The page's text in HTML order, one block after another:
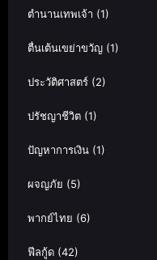
ตำนานเทพเจ้า (1)
ตื่นเต้นเขย่าขวัญ (1)
ประวัติศาสตร์ (2)
ปรัชญาชีวิต (1)
ปัญหาการเงิน (1)
ผจญภัย (5)
พากย์ไทย (6)
ฟีลกู้ด (42)